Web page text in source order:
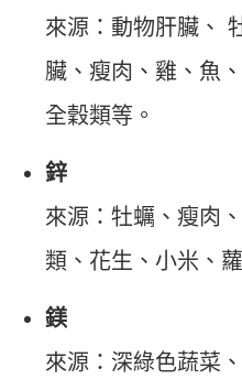
來源：動物肝臟、
臟、瘦肉、雞、魚
全穀類等。
鋅
來源：牡蠣、瘦肉
類、花生、小米、
鎂
來源：深綠色蔬菜